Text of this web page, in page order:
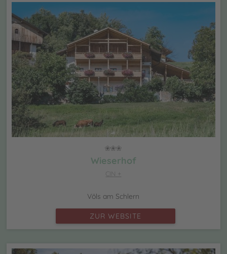
Wieserhof
CIN +
Völs am Schlern
ZUR WEBSITE